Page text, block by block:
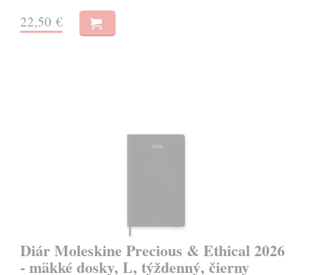
22,50 €
Diár Moleskine Precious & Ethical 2026
- mäkké dosky, L, týždenný, čierny